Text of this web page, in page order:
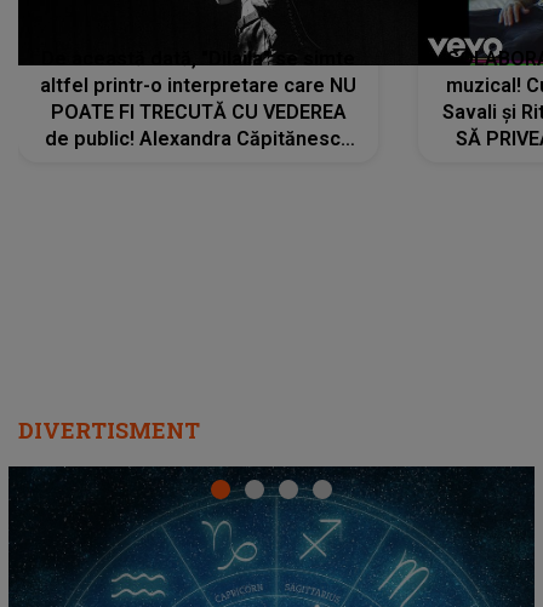
De această dată, "Dilaila" se simte
altfel printr-o interpretare care NU
POATE FI TRECUTĂ CU VEDEREA
de public! Alexandra Căpitănescu
muzical!
Savali și
SĂ
DIVERTISMENT